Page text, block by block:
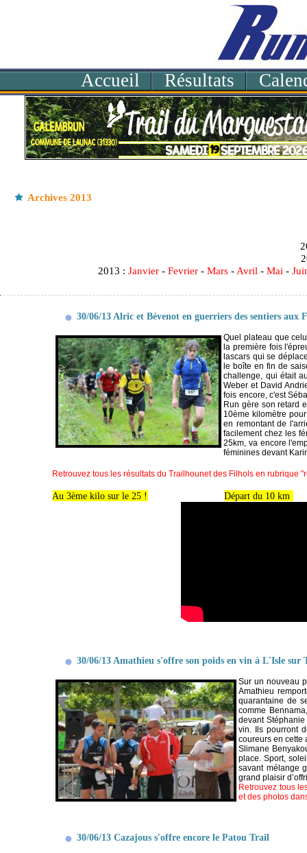
Accueil Résultats
Archives 2013
2013 :Janvier -Fevrier -Mars - Avril -Mai -
30/06/13 Alric et Bévenot en guerriers des sentiers aux
Quel plateau que
la première fois
lascars qui se
le boîte en fin de
challenge, qui était
Weber et David
fois encore, c'est
Run gère son retard
10ème kilomètre
en remontant de
facilement chez les
25km, va encore
féminines devant
Retrouvez tous les résultats du Trailhounet des Filhols en rubrique
Au 3ème kilo sur le 25 ! Départ du 10 km
30/06/13 Amathieu s'offre son poids en vin à L'Isle sur
Sur un nouveau
Amathieu
quarantaine de
comme
devant
vin. Ils pourront
coureurs en cette
Slimane
place. Sport,
savant mélange
grand plaisir
Retrouvez tous
et des photos
30/06/13 Cazajous s'offre encore le Patou Trail